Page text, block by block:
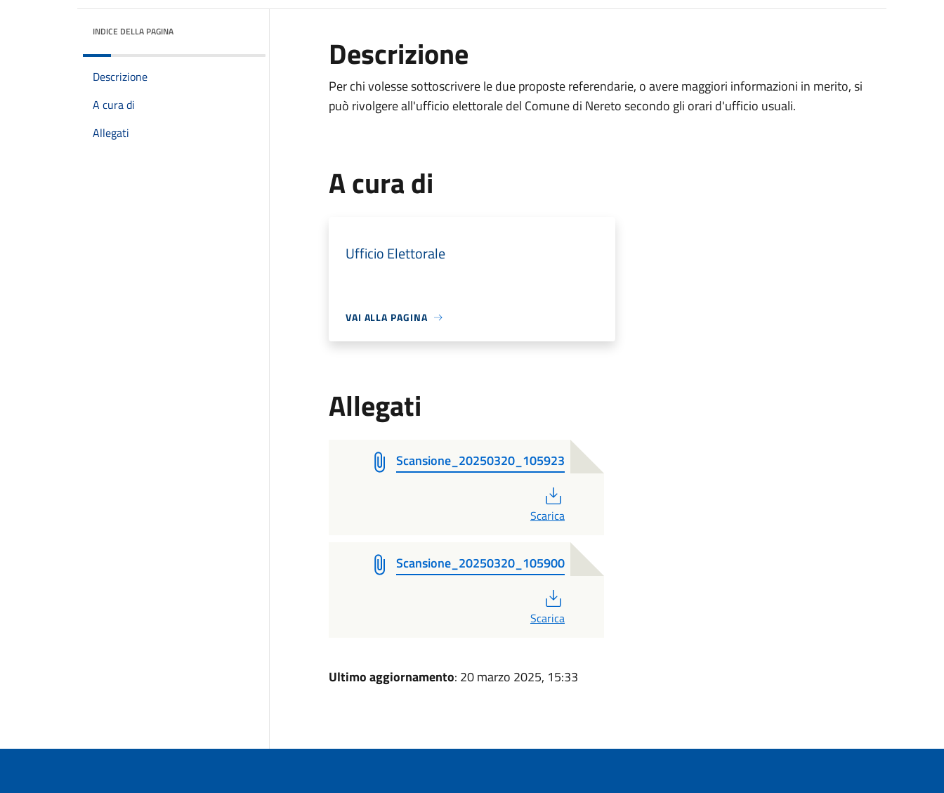
INDICE DELLA PAGINA
Descrizione
A cura di
Allegati
Descrizione
Per chi volesse sottoscrivere le due proposte referendarie, o avere maggiori informazioni in merito, si
può rivolgere all'ufficio elettorale del Comune di Nereto secondo gli orari d'ufficio usuali.
A cura di
Ufficio Elettorale
VAI ALLA PAGINA
Allegati
Scansione_20250320_105923
Scarica
Scansione_20250320_105900
Scarica
Ultimo aggiornamento: 20 marzo 2025, 15:33